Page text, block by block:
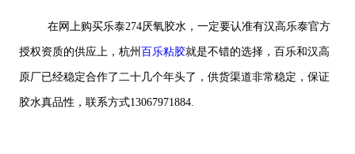
在网上购买乐泰274厌氧胶水，一定要认准有汉高乐泰官方
授权资质的供应上，杭州 百乐粘胶就是不错的选择，百乐和汉高
原厂已经稳定合作了二十几个年头了，供货渠道非常稳定，保证
胶水真品性，联系方式13067971884.